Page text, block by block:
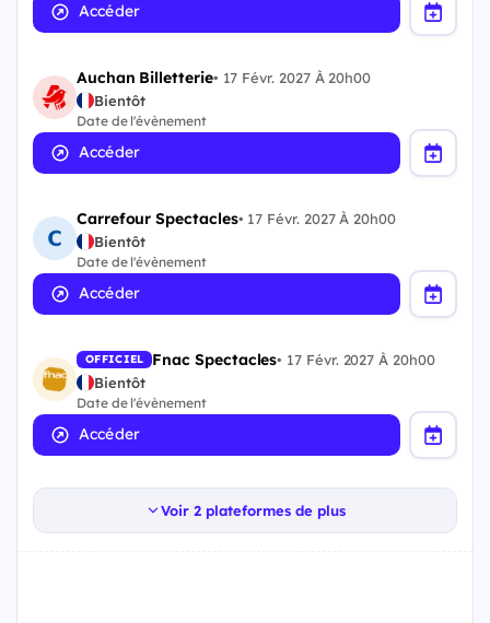
Accéder
Auchan Billetterie• 17 Févr. 2027 À 20h00
Bientôt
Date de l'évènement
Accéder
Carrefour Spectacles• 17 Févr. 2027 À 20h00
Bientôt
Date de l'évènement
Accéder
OFFICIEL Fnac Spectacles• 17 Févr. 2027 À 20h00
Bientôt
Date de l'évènement
Accéder
Voir 2 plateformes de plus